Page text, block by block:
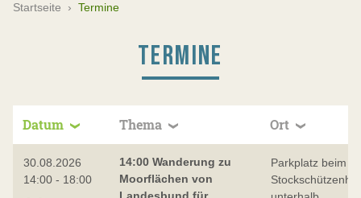
Startseite › Termine
TERMINE
Datum Thema Ort
30.08.2026
14:00 - 18:00
14:00 Wanderung zu
Moorflächen von
Parkplatz beim